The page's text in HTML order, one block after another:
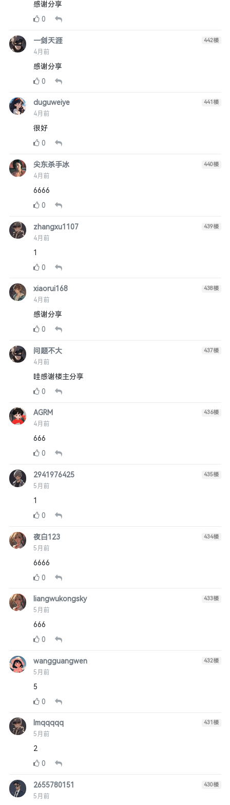
感谢分享
0
一剑天涯
4月前
442楼
感谢分享
0
duguweiye
4月前
441楼
很好
0
尖东杀手冰
4月前
440楼
6666
0
zhangxu1107
4月前
439楼
1
0
xiaorui168
4月前
438楼
感谢分享
0
问题不大
4月前
437楼
哇感谢楼主分享
0
AGRM
4月前
436楼
666
0
2941976425
5月前
435楼
1
0
夜白123
5月前
434楼
6666
0
liangwukongsky
5月前
433楼
666
0
wangguangwen
5月前
432楼
5
0
lmqqqqq
5月前
431楼
2
0
2655780151
5月前
430楼